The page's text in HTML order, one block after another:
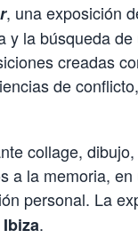
, una exposición
la búsqueda
creadas
de
collage,
a la memoria,
personal. La
.